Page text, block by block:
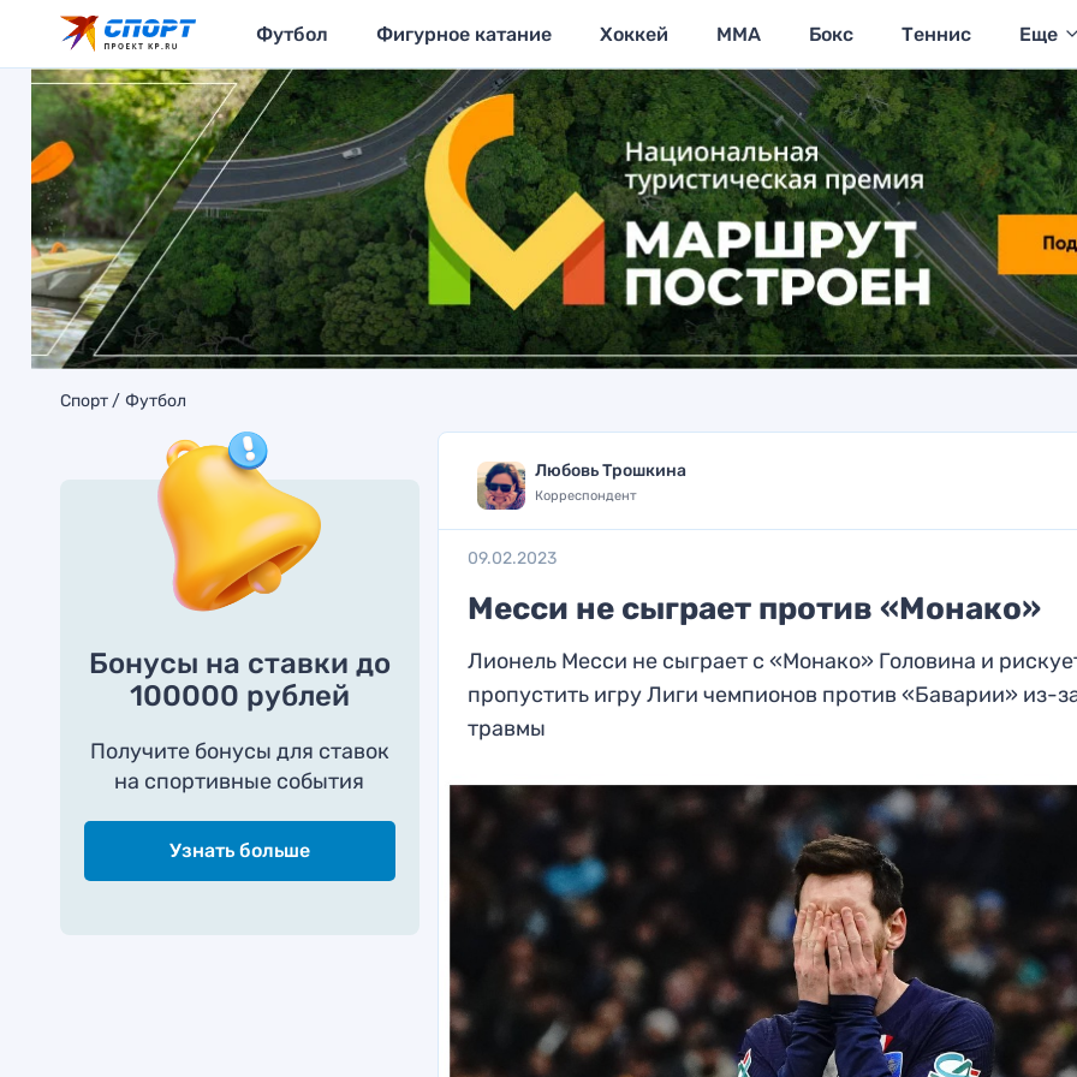
Футбол Фигурное катание Хоккей MMA Бокс Теннис Еще
Спорт Футбол
Бонусы на ставки до
100000 рублей
Получите бонусы для ставок
на спортивные события
Узнать больше
Любовь Трошкина
Корреспондент
09.02.2023
Месси не сыграет против «Монако»
Лионель Месси не сыграет с «Монако» Головина и
пропустить игру Лиги чемпионов против «Баварии» из-
травмы